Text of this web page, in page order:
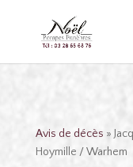
Avis de décès »
Hoymille / Warhem